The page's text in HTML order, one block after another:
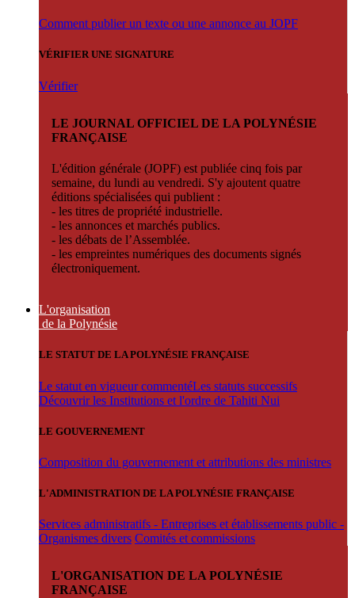
Comment publier un texte ou une annonce au JOPF
VÉRIFIER UNE SIGNATURE
Vérifier
LE JOURNAL OFFICIEL DE LA POLYNÉSIE
FRANÇAISE
L'édition générale (JOPF) est publiée cinq fois par
semaine, du lundi au vendredi. S'y ajoutent quatre
éditions spécialisées qui publient :
- les titres de propriété industrielle.
- les annonces et marchés publics.
- les débats de l’Assemblée.
- les empreintes numériques des documents signés
électroniquement.
L'organisation
de la Polynésie
LE STATUT DE LA POLYNÉSIE FRANÇAISE
Le statut en vigueur commentéLes statuts successifs
Découvrir les Institutions et l'ordre de Tahiti Nui
LE GOUVERNEMENT
Composition du gouvernement et attributions des ministres
L'ADMINISTRATION DE LA POLYNÉSIE FRANÇAISE
Services administratifs - Entreprises et établissements public -
Organismes divers Comités et commissions
L'ORGANISATION DE LA POLYNÉSIE
FRANÇAISE